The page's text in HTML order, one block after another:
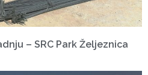
– SRC Park Željeznica